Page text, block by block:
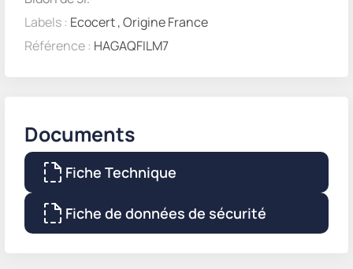
Labels : Ecocert,Origine France
Référence : HAGAQFILM7
Documents
Fiche Technique
Fiche de données de sécurité